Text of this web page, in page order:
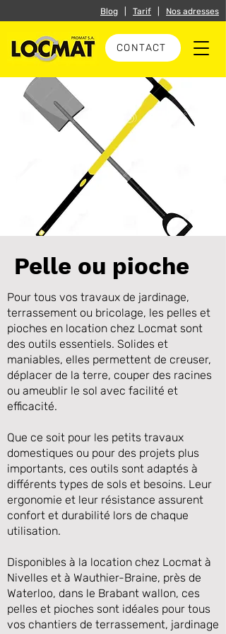
CONTACT
Blog Tarif Nos adresses
Précédente Suivante
Pelle ou pioche
Pour tous vos travaux de jardinage,
terrassement ou bricolage, les pelles et
pioches en location chez Locmat sont
des outils essentiels. Solides et
maniables, elles permettent de creuser,
déplacer de la terre, couper des racines
ou ameublir le sol avec facilité et
efficacité.
Que ce soit pour les petits travaux
domestiques ou pour des projets plus
importants, ces outils sont adaptés à
différents types de sols et besoins. Leur
ergonomie et leur résistance assurent
confort et durabilité lors de chaque
utilisation.
Disponibles à la location chez Locmat à
Nivelles et à Wauthier-Braine, près de
Waterloo, dans le Brabant wallon, ces
pelles et pioches sont idéales pour tous
vos chantiers de terrassement, jardinage